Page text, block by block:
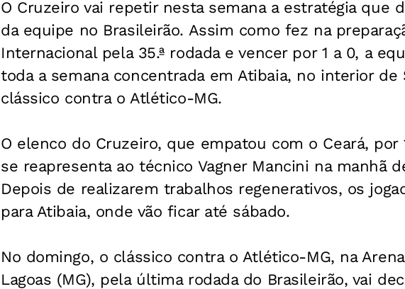
O Cruzeiro vai repetir nesta semana a estratégia que
da equipe no Brasileirão. Assim como fez na
Internacional pela 35.ª rodada e vencer por 1 a 0, a
toda a semana concentrada em Atibaia, no interior de
clássico contra o Atlético-MG.
O elenco do Cruzeiro, que empatou com o Ceará, por
se reapresenta ao técnico Vagner Mancini na manhã
Depois de realizarem trabalhos regenerativos, os
para Atibaia, onde vão ficar até sábado.
No domingo, o clássico contra o Atlético-MG, na
Lagoas (MG), pela última rodada do Brasileirão, vai